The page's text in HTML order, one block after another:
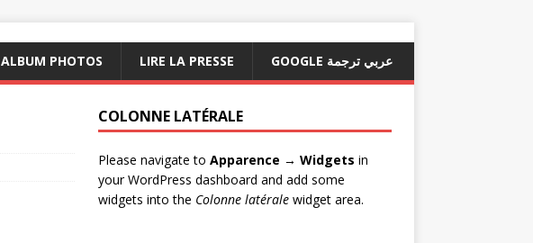
ALBUM PHOTOS LIRE LA PRESSE GOOGLE عربي ترجمة
COLONNE LATÉRALE
Please navigate to Apparence → Widgets in
your WordPress dashboard and add some
widgets into the Colonne latéralewidget area.